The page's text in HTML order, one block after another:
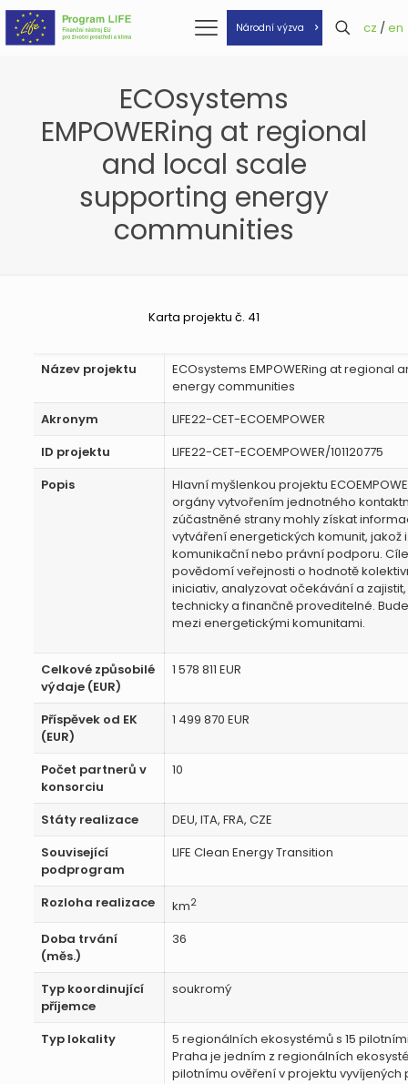
Národní výzva cz / en
ECOsystems
EMPOWERing at regional
and local scale
supporting energy
communities
Karta projektu č. 41
Název projektu
ECOsystems EMPOWERing at
energy communities
Akronym
LIFE22-CET-ECOEMPOWER
ID projektu
LIFE22-CET-ECOEMPOWER/101120775
Popis
Hlavní myšlenkou projektu
orgány vytvořením jednotného
zúčastněné strany mohly získat
vytváření energetických komunit, jakož
komunikační nebo právní podporu.
povědomí veřejnosti o hodnotě
iniciativ, analyzovat očekávání a
technicky a finančně proveditelné.
mezi energetickými komunitami.
Celkové způsobilé
výdaje (EUR)
1 578 811 EUR
Příspěvek od EK
(EUR)
1 499 870 EUR
Počet partnerů v
konsorciu
10
Státy realizace
DEU, ITA, FRA, CZE
Související
podprogram
LIFE Clean Energy Transition
Rozloha realizace km2
Doba trvání
(měs.)
36
Typ koordinující
příjemce
soukromý
Typ lokality
5 regionálních ekosystémů s 15
Praha je jedním z regionálních
pilotnímu ověření v projektu vyvíjených